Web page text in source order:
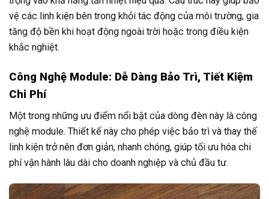
vệ các linh kiện bên trong khỏi tác động của môi trường, gia
tăng độ bền khi hoạt động ngoài trời hoặc trong điều kiện
khắc nghiệt.
Công Nghệ Module: Dễ Dàng Bảo Trì, Tiết Kiệm
Chi Phí
Một trong những ưu điểm nổi bật của dòng đèn này là công
nghệ module. Thiết kế này cho phép việc bảo trì và thay thế
linh kiện trở nên đơn giản, nhanh chóng, giúp tối ưu hóa chi
phí vận hành lâu dài cho doanh nghiệp và chủ đầu tư.